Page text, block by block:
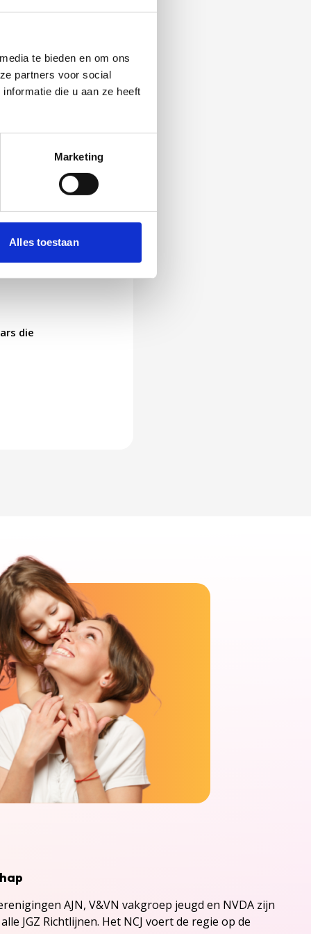
te bieden en om ons
partners voor social
die u aan ze heeft
Marketing
Alles toestaan
zij de vraag
die
AJN, V&VN vakgroep jeugd en NVDA zijn
JGZ Richtlijnen. Het NCJ voert de regie op de